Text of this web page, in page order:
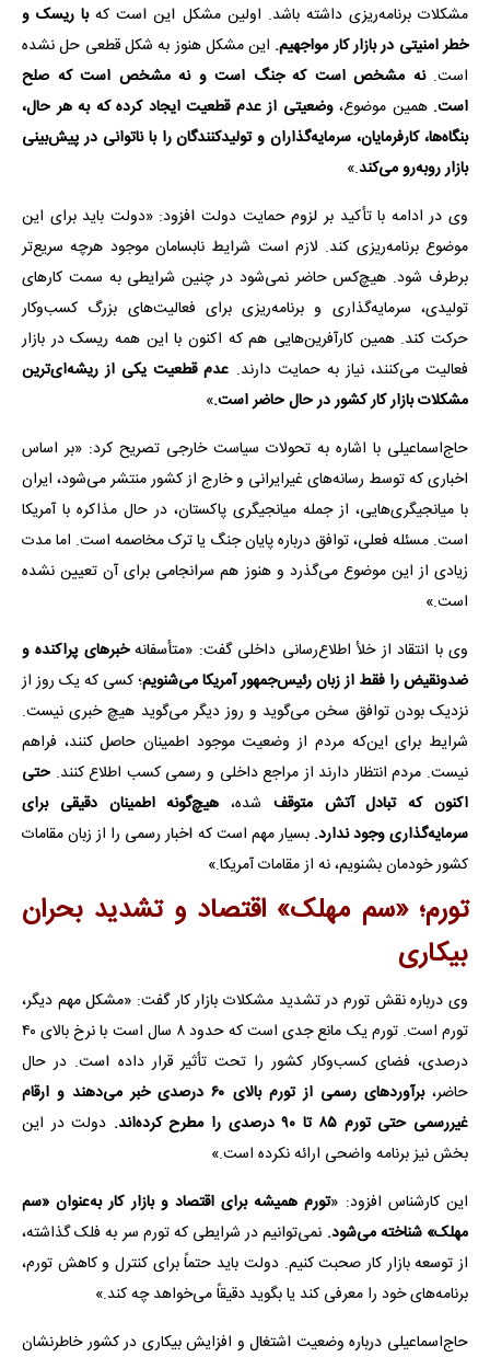
مشکلات برنامه‌ریزی داشته باشد. اولین مشکل این است کهبا ریسک و
خطر امنیتی در بازار کار مواجهیم. این مشکل هنوز به شکل قطعی حل نشده
است.نه مشخص است که جنگ است و نه مشخص است که صلح
است. همین موضوع،وضعیتی از عدم قطعیت ایجاد کرده که به هر حال،
بنگاه‌ها، کارفرمایان، سرمایه‌گذاران و تولیدکنندگان را با ناتوانی در پیش‌بینی
بازار روبه‌رو می‌کند.»
وی در ادامه با تأکید بر لزوم حمایت دولت افزود: «دولت باید برای این
موضوع برنامه‌ریزی کند. لازم است شرایط نابسامان موجود هرچه سریع‌تر
برطرف شود. هیچ‌کس حاضر نمی‌شود در چنین شرایطی به سمت کارهای
تولیدی، سرمایه‌گذاری و برنامه‌ریزی برای فعالیت‌های بزرگ کسب‌وکار
حرکت کند. همین کارآفرین‌هایی هم که اکنون با این همه ریسک در بازار
فعالیت می‌کنند، نیاز به حمایت دارند. عدم قطعیت یکی از ریشه‌ای‌ترین
مشکلات بازار کار کشور در حال حاضر است.»
حاج‌اسماعیلی با اشاره به تحولات سیاست خارجی تصریح کرد: «بر اساس
اخباری که توسط رسانه‌های غیرایرانی و خارج از کشور منتشر می‌شود، ایران
با میانجیگری‌هایی، از جمله میانجیگری پاکستان، در حال مذاکره با آمریکا
است. مسئله فعلی، توافق درباره پایان جنگ یا ترک مخاصمه است. اما مدت
زیادی از این موضوع می‌گذرد و هنوز هم سرانجامی برای آن تعیین نشده
است.»
وی با انتقاد از خلأ اطلاع‌رسانی داخلی گفت: «متأسفانهخبرهای پراکنده و
ضدونقیض را فقط از زبان رئیس‌جمهور آمریکا می‌شنویم؛ کسی که یک روز از
نزدیک بودن توافق سخن می‌گوید و روز دیگر می‌گوید هیچ خبری نیست.
شرایط برای این‌که مردم از وضعیت موجود اطمینان حاصل کنند، فراهم
نیست. مردم انتظار دارند از مراجع داخلی و رسمی کسب اطلاع کنند. حتی
اکنون که تبادل آتش متوقف شده،هیچ‌گونه اطمینان دقیقی برای
سرمایه‌گذاری وجود ندارد. بسیار مهم است که اخبار رسمی را از زبان مقامات
کشور خودمان بشنویم، نه از مقامات آمریکا.»
تورم؛ «سم مهلک» اقتصاد و تشدید بحران
بیکاری
وی درباره نقش تورم در تشدید مشکلات بازار کار گفت: «مشکل مهم دیگر،
تورم است. تورم یک مانع جدی است که حدود ۸ سال است با نرخ بالای ۴۰
درصدی، فضای کسب‌وکار کشور را تحت تأثیر قرار داده است. در حال
حاضر،
برآوردهای رسمی از تورم بالای ۶۰ درصدی خبر می‌دهند و ارقام
غیررسمی حتی تورم ۸۵ تا ۹۰ درصدی را مطرح کرده‌اند.
دولت در این
بخش نیز برنامه واضحی ارائه نکرده است.»
این کارشناس افزود: «تورم همیشه برای اقتصاد و بازار کار به‌عنوان «سم
مهلک» شناخته می‌شود. نمی‌توانیم در شرایطی که تورم سر به فلک گذاشته،
از توسعه بازار کار صحبت کنیم. دولت باید حتماً برای کنترل و کاهش تورم،
برنامه‌های خود را معرفی کند یا بگوید دقیقاً می‌خواهد چه کند.»
حاج‌اسماعیلی درباره وضعیت اشتغال و افزایش بیکاری در کشور خاطرنشان